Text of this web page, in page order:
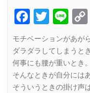
Facebook
Twitter
Line
モチベーションがあが
ダラダラしてしまうとき
何事にも腰が重いとき。
そんなときが自分にはあ
そういうときの掛け声